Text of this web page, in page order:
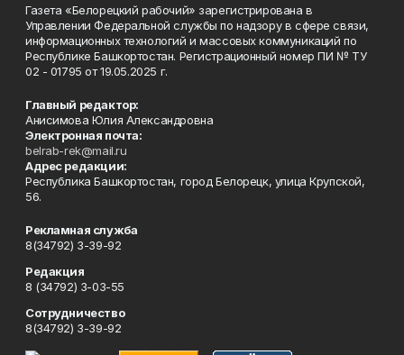
Газета «Белорецкий рабочий» зарегистрирована в
Управлении Федеральной службы по надзору в сфере связи,
информационных технологий и массовых коммуникаций по
Республике Башкортостан. Регистрационный номер ПИ № ТУ
02 - 01795 от 19.05.2025 г.
Главный редактор:
Анисимова Юлия Александровна
Электронная почта:
belrab-rek@mail.ru
Адрес редакции:
Республика Башкортостан, город Белорецк, улица Крупской,
56.
Рекламная служба
8(34792) 3-39-92
Редакция
8 (34792) 3-03-55
Сотрудничество
8(34792) 3-39-92